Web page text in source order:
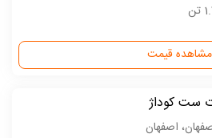
مشاهده قیمت
ست کوداژ
اصفهان